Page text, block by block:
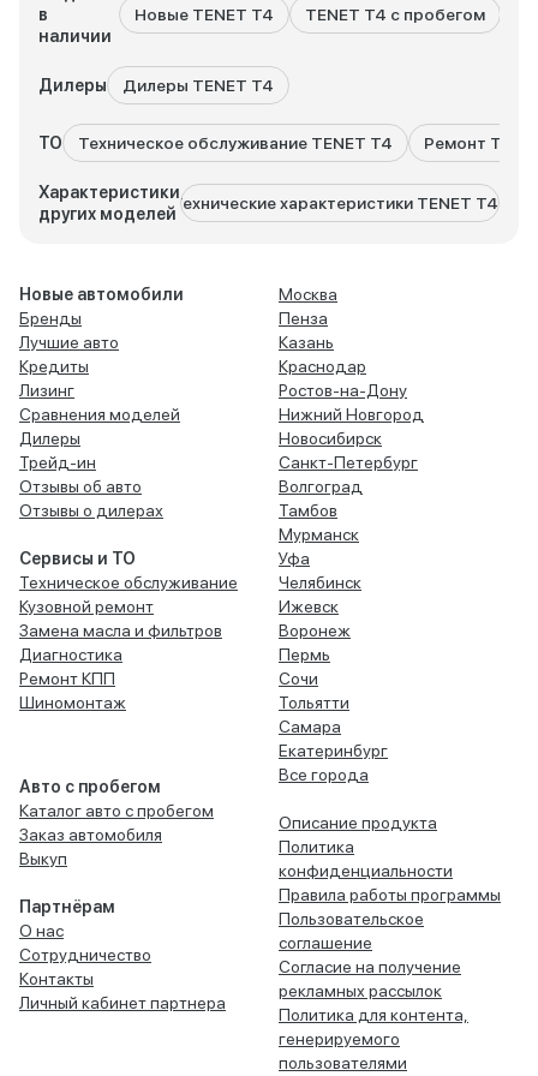
в
наличии
Новые TENET T4 TENET T4 с пробегом
Дилеры Дилеры TENET T4
ТО Техническое обслуживание TENET T4 Ремонт
Характеристики
других моделей
Технические характеристики TENET T4L
Новые автомобили
Бренды
Лучшие авто
Кредиты
Лизинг
Сравнения моделей
Дилеры
Трейд-ин
Отзывы об авто
Отзывы о дилерах
Сервисы и ТО
Техническое обслуживание
Кузовной ремонт
Замена масла и фильтров
Диагностика
Ремонт КПП
Шиномонтаж
Авто с пробегом
Каталог авто с пробегом
Заказ автомобиля
Выкуп
Партнёрам
О нас
Сотрудничество
Контакты
Личный кабинет партнера
Москва
Пенза
Казань
Краснодар
Ростов-на-Дону
Нижний Новгород
Новосибирск
Санкт-Петербург
Волгоград
Тамбов
Мурманск
Уфа
Челябинск
Ижевск
Воронеж
Пермь
Сочи
Тольятти
Самара
Екатеринбург
Все города
Описание продукта
Политика
конфиденциальности
Правила работы программы
Пользовательское
соглашение
Согласие на получение
рекламных рассылок
Политика для контента,
генерируемого
пользователями